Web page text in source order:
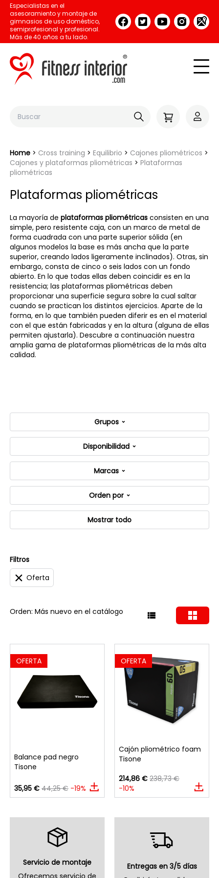
Especialistas en el
asesoramiento y montaje de
gimnasios de uso doméstico,
semiprofesional y profesional.
Más de 40 años a tu lado.
Home Cross training Equilibrio
Cajones pliométricos
Cajones y plataformas pliométricas
Plataformas
pliométricas
Plataformas pliométricas
La mayoría de plataformas pliométricas consisten en una
simple, pero resistente caja, con un marco de metal de
forma cuadrada con una parte superior sólida (en
algunos modelos la base es más ancha que la parte
superior, creando lados ligeramente inclinados). Otras, sin
embargo, consta de cinco o seis lados con un fondo
abierto. En lo que todas ellas deben coincidir es en la
resistencia; las plataformas pliométricas deben
proporcionar una superficie segura sobre la cual saltar
cuando se practican los distintos ejercicios. Aparte de la
forma, en lo que también pueden diferir es en el material
con el que están fabricadas y en la altura (alguna de ellas
permiten ajustarla). Descubre a continuación nuestra
amplia gama de plataformas pliométricas de la más alta
calidad.
Grupos
Disponibilidad
Marcas
Orden por
Mostrar todo
Filtros
Oferta
Orden: Más nuevo en el catálogo
OFERTA
Balance pad negro
Tisone
35,95 € 44,25 € -19%
OFERTA
Cajón pliométrico foam
Tisone
214,86 € 238,73 €
-10%
Servicio de montaje
Ofrecemos servicio de
Entregas en 3/5 días